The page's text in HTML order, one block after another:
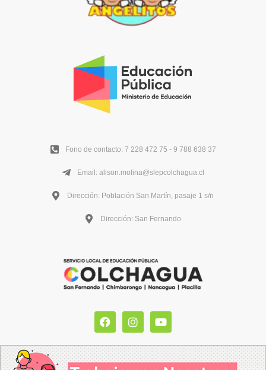
Fono de contacto: 7 228 472 75 - 9 788 638 37
Email: alison.molina@slepcolchagua.cl
Dirección: Población San Martín, pasaje 1 s/n
Dirección: San Fernando